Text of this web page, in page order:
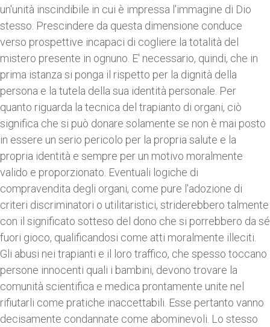
un'unità inscindibile in cui è impressa l'immagine di Dio
stesso. Prescindere da questa dimensione conduce
verso prospettive incapaci di cogliere la totalità del
mistero presente in ognuno. E' necessario, quindi, che in
prima istanza si ponga il rispetto per la dignità della
persona e la tutela della sua identità personale. Per
quanto riguarda la tecnica del trapianto di organi, ciò
significa che si può donare solamente se non è mai posto
in essere un serio pericolo per la propria salute e la
propria identità e sempre per un motivo moralmente
valido e proporzionato. Eventuali logiche di
compravendita degli organi, come pure l'adozione di
criteri discriminatori o utilitaristici, striderebbero talmente
con il significato sotteso del dono che si porrebbero da sé
fuori gioco, qualificandosi come atti moralmente illeciti.
Gli abusi nei trapianti e il loro traffico, che spesso toccano
persone innocenti quali i bambini, devono trovare la
comunità scientifica e medica prontamente unite nel
rifiutarli come pratiche inaccettabili. Esse pertanto vanno
decisamente condannate come abominevoli. Lo stesso